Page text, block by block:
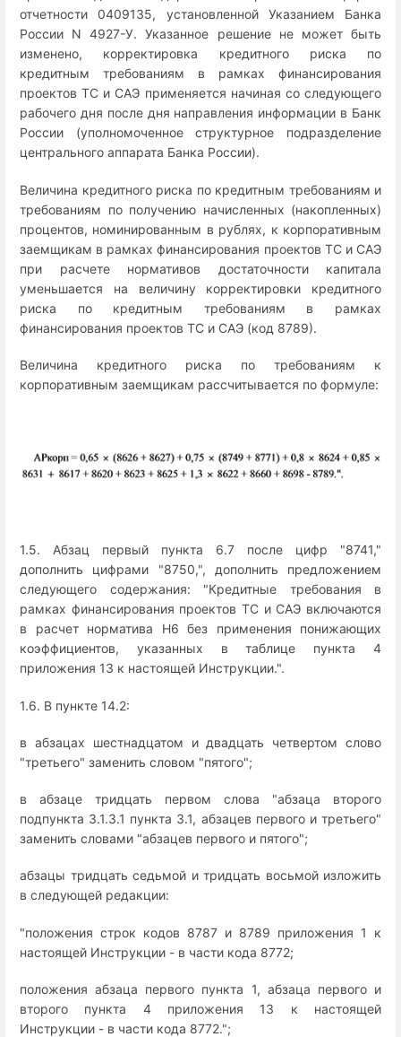
отчетности 0409135, установленной Указанием Банка
России N 4927-У. Указанное решение не может быть
изменено, корректировка кредитного риска по
кредитным требованиям в рамках финансирования
проектов ТС и САЭ применяется начиная со следующего
рабочего дня после дня направления информации в Банк
России (уполномоченное структурное подразделение
центрального аппарата Банка России).
Величина кредитного риска по кредитным требованиям и
требованиям по получению начисленных (накопленных)
процентов, номинированным в рублях, к корпоративным
заемщикам в рамках финансирования проектов ТС и САЭ
при расчете нормативов достаточности капитала
уменьшается на величину корректировки кредитного
риска по кредитным требованиям в рамках
финансирования проектов ТС и САЭ (код 8789).
Величина кредитного риска по требованиям к
корпоративным заемщикам рассчитывается по формуле:
1.5. Абзац первый пункта 6.7 после цифр "8741,"
дополнить цифрами "8750,", дополнить предложением
следующего содержания: "Кредитные требования в
рамках финансирования проектов ТС и САЭ включаются
в расчет норматива Н6 без применения понижающих
коэффициентов, указанных в таблице пункта 4
приложения 13 к настоящей Инструкции.".
1.6. В пункте 14.2:
в абзацах шестнадцатом и двадцать четвертом слово
"третьего" заменить словом "пятого";
в абзаце тридцать первом слова "абзаца второго
подпункта 3.1.3.1 пункта 3.1, абзацев первого и третьего"
заменить словами "абзацев первого и пятого";
абзацы тридцать седьмой и тридцать восьмой изложить
в следующей редакции:
"положения строк кодов 8787 и 8789 приложения 1 к
настоящей Инструкции - в части кода 8772;
положения абзаца первого пункта 1, абзаца первого и
второго пункта 4 приложения 13 к настоящей
Инструкции - в части кода 8772.";